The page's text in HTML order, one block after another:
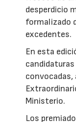
desperdicio
formalizado
excedentes.
En esta
convocadas,
Ministerio.
Los